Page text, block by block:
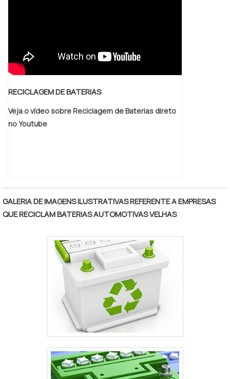
RECICLAGEM DE BATERIAS
Veja o vídeo sobre Reciclagem de Baterias direto
no Youtube
GALERIA DE IMAGENS ILUSTRATIVAS REFERENTE A EMPRESAS
QUE RECICLAM BATERIAS AUTOMOTIVAS VELHAS